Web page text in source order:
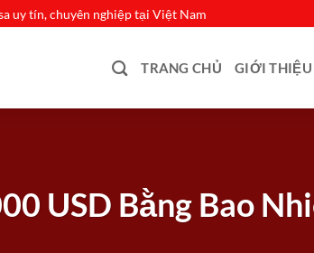
uy tín, chuyên nghiệp tại Việt Nam
TRANG CHỦ GIỚI THIỆU
USD Bằng Bao